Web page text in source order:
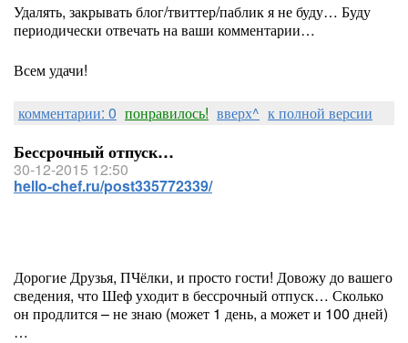
Удалять, закрывать блог/твиттер/паблик я не буду… Буду
периодически отвечать на ваши комментарии…
Всем удачи!
комментарии: 0 понравилось! вверх^ к полной версии
Бессрочный отпуск…
30-12-2015 12:50
hello-chef.ru/post335772339/
Дорогие Друзья, ПЧёлки, и просто гости! Довожу до вашего
сведения, что Шеф уходит в бессрочный отпуск… Сколько
он продлится – не знаю (может 1 день, а может и 100 дней)
…